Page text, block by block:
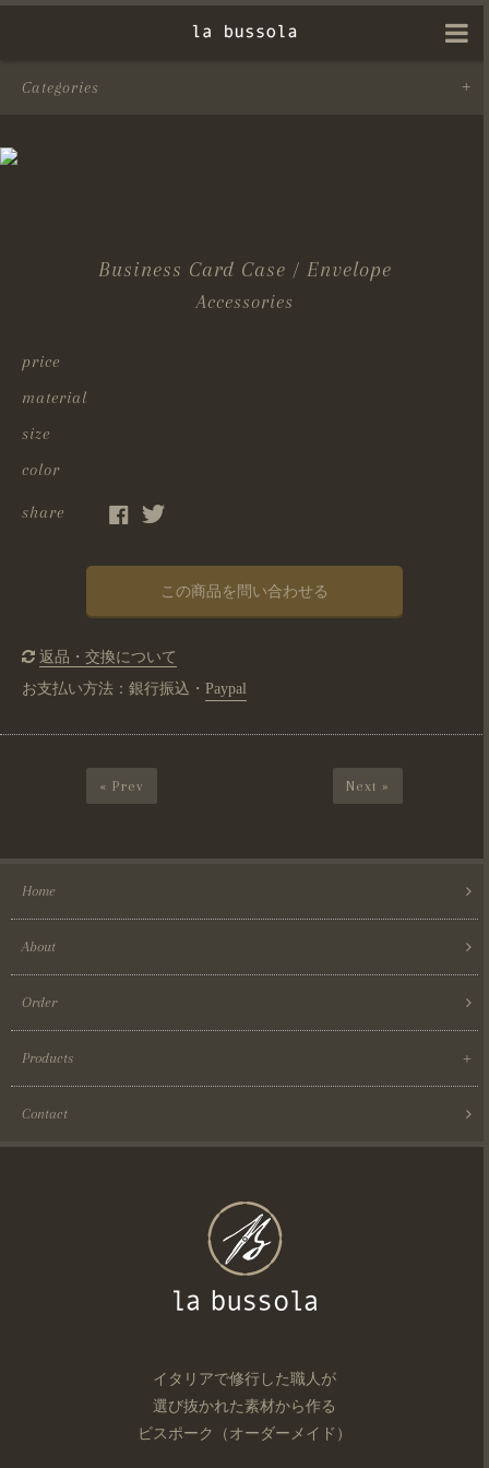
Categories
Business Card Case / Envelope
Accessories
price
material
size
color
share
この商品を問い合わせる
返品・交換について
お支払い方法：銀行振込・ Paypal
« Prev Next »
Home
About
Order
Products
Contact
イタリアで修行した職人が
選び抜かれた素材から作る
ビスポーク（オーダーメイド）